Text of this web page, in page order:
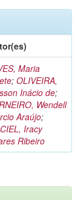
Maria
; OLIVEIRA,
Inácio de;
Wendell
Araújo;
Iracy
Ribeiro